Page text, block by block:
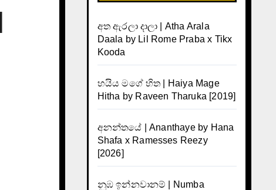
අත ඇරලා දාලා | Atha Arala
Daala by Lil Rome Praba x Tikx
Kooda
හයිය මගේ හිත | Haiya Mage
Hitha by Raveen Tharuka [2019]
අනන්තයේ | Ananthaye by Hana
Shafa x Ramesses Reezy
[2026]
නුඹ ඉන්නවානම් | Numba